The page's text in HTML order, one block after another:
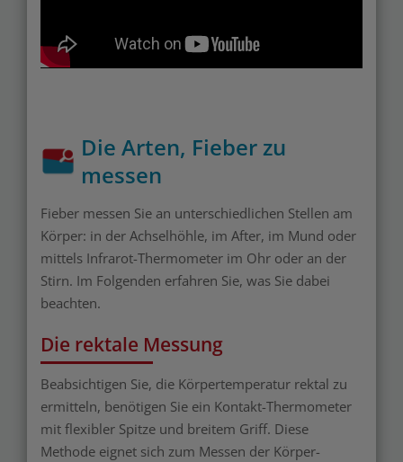
Die Arten, Fieber zu
messen
Fieber messen Sie an unterschiedlichen Stellen am
Körper: in der Achselhöhle, im After, im Mund oder
mittels Infrarot-Thermometer im Ohr oder an der
Stirn. Im Folgenden erfahren Sie, was Sie dabei
beachten.
Die rektale Messung
Beabsichtigen Sie, die Körpertemperatur rektal zu
ermitteln, benötigen Sie ein Kontakt-Thermometer
mit flexibler Spitze und breitem Griff. Diese
Methode eignet sich zum Messen der Körper-